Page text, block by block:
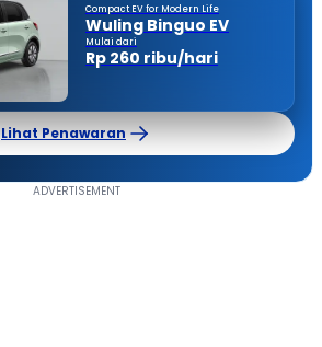
Compact EV for Modern Life
Wuling Binguo EV
Mulai dari
Rp 260 ribu/hari
Lihat Penawaran